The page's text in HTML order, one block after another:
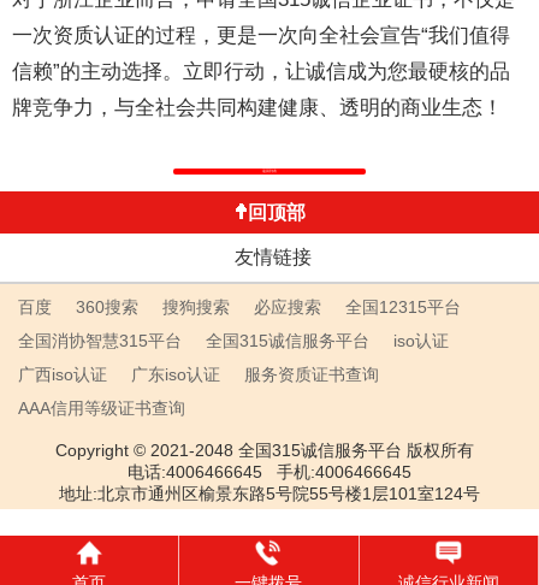
一次资质认证的过程，更是一次向全社会宣告“我们值得
信赖”的主动选择。立即行动，让诚信成为您最硬核的品
牌竞争力，与全社会共同构建健康、透明的商业生态！
返回列表
回顶部
友情链接
百度 360搜索 搜狗搜索 必应搜索
全国12315平台
全国消协智慧315平台
全国315诚信服务平台
iso认证
广西iso认证
广东iso认证
服务资质证书查询
AAA信用等级证书查询
Copyright © 2021-2048 全国315诚信服务平台 版权所有
电话:4006466645 手机:4006466645
地址:北京市通州区榆景东路5号院55号楼1层101室124号